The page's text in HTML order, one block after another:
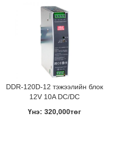
DDR-120D-12 тэжээлийн блок
12V 10A DC/DC
Үнэ: 320,000төг